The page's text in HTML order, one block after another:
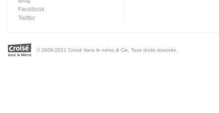
Facebook
Twitter
© 2008-2021 Croisé dans le métro & Cie. Tous droits réservés.